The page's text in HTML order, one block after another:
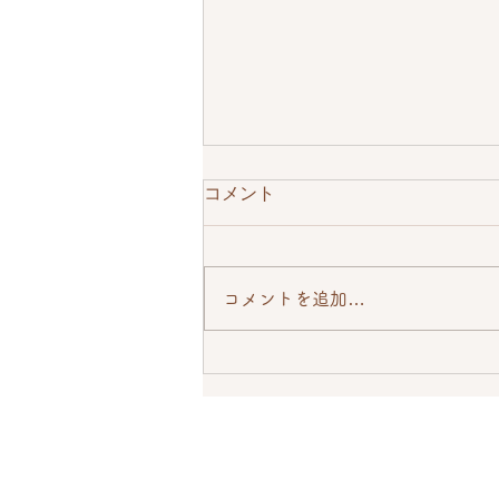
保護者ファーストの理念
保護者様が安心して任せられる環
ます。 いつもお読みいただき、
ありがとうございます。 久しぶ
コメント
コメントを追加…